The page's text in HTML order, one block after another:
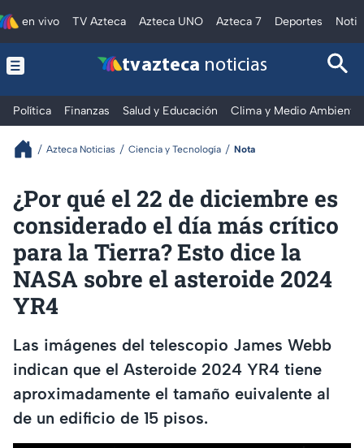
en vivo TV Azteca Azteca UNO Azteca 7 Deportes
tv azteca noticias
Política Finanzas Salud y Educación Clima y Medio Ambiente
Azteca Noticias Ciencia y Tecnología Nota
¿Por qué el 22 de diciembre es
considerado el día más crítico
para la Tierra? Esto dice la
NASA sobre el asteroide 2024
YR4
Las imágenes del telescopio James Webb
indican que el Asteroide 2024 YR4 tiene
aproximadamente el tamaño euivalente al
de un edificio de 15 pisos.